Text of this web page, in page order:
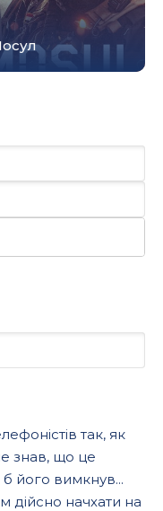
так, як
знав, що це
його вимкнув...
дійсно начхати на